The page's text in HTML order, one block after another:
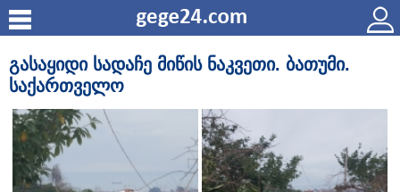
გასაყიდი სადაჩე მიწის ნაკვეთი. ბათუმი.
საქართველო